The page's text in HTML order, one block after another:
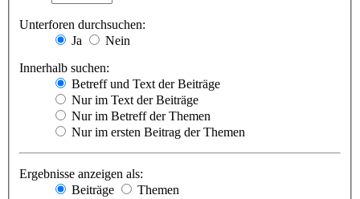
Unterforen durchsuchen:
Ja
Nein
Innerhalb suchen:
Betreff und Text der Beiträge
Nur im Text der Beiträge
Nur im Betreff der Themen
Nur im ersten Beitrag der Themen
Ergebnisse anzeigen als:
Beiträge
Themen